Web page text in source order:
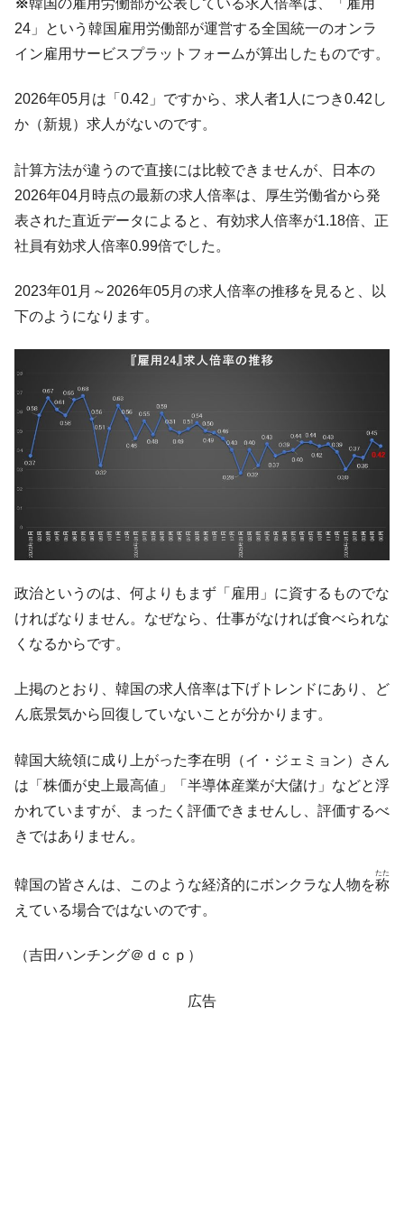
全て勝つといくら？ 競馬GI競走で勝利騎手がもら
える賞金とは？
Fact1
発表から2日で大崩壊、鳴かず飛ばずに終わりそう
なスーパーリーグとは？
だった選手とは？
Fact1
甲子園通算本塁打、最多の清原に次いで多く打っ
ている意外な選手とは？
Fact1 セレクトセールの高額取引馬が稼いだ金額とは？
※韓国の雇用労働部が公表している求人倍率は、「雇用
24」という韓国雇用労働部が運営する全国統一のオンラ
イン雇用サービスプラットフォームが算出したものです。
2026年05月は「0.42」ですから、求人者1人につき0.42し
か（新規）求人がないのです。
計算方法が違うので直接には比較できませんが、日本の
2026年04月時点の最新の求人倍率は、厚生労働省から発
表された直近データによると、有効求人倍率が1.18倍、正
社員有効求人倍率0.99倍でした。
2023年01月～2026年05月の求人倍率の推移を見ると、以
下のようになります。
政治というのは、何よりもまず「雇用」に資するものでな
ければなりません。なぜなら、仕事がなければ食べられな
くなるからです。
上掲のとおり、韓国の求人倍率は下げトレンドにあり、ど
ん底景気から回復していないことが分かります。
韓国大統領に成り上がった李在明（イ・ジェミョン）さん
は「株価が史上最高値」「半導体産業が大儲け」などと浮
かれていますが、まったく評価できませんし、評価するべ
きではありません。
韓国の皆さんは、このような経済的にボンクラな人物を称
たた
えている場合ではないのです。
（吉田ハンチング＠ｄｃｐ）
広告